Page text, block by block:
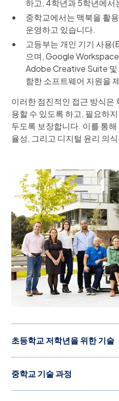
하고, 4학년과 5학년에서
중학교에서는 맥북을 활
운영하고 있습니다.
고등부는 개인 기기 사용
으며, Google
Adobe Creative Suite 및
함한 소프트웨어 지원을
이러한 점진적인 접근 방식은
용할 수 있도록 하고, 필요하
두도록 보장합니다. 이를 통
율성, 그리고 디지털 윤리 의
초등학교 저학년을 위한 기술
키우는 전용 공간인 가능성
중학교 기술 과정